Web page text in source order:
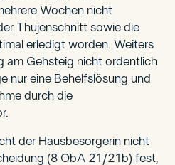
Wochen nicht
Thujenschnitt sowie die
erledigt worden. Weiters
am Gehsteig nicht ordentlich
nur eine Behelfslösung und
durch die
der Hausbesorgerin nicht
(8 ObA 21/21b) fest,